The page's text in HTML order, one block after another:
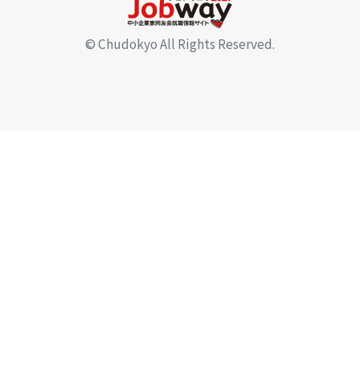
© Chudokyo All Rights Reserved.